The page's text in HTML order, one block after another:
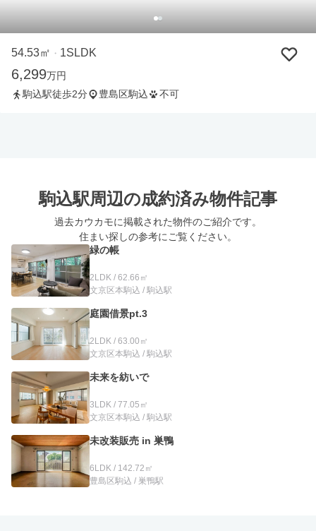
54.53㎡ ・ 1SLDK
6,299万円
駒込駅徒歩2分
豊島区駒込 不可
駒込駅周辺の成約済み物件記事
過去カウカモに掲載された物件のご紹介です。
住まい探しの参考にご覧ください。
緑の帳
2LDK / 62.66㎡
文京区本駒込 / 駒込駅
庭園借景pt.3
2LDK / 63.00㎡
文京区本駒込 / 駒込駅
未来を紡いで
3LDK / 77.05㎡
文京区本駒込 / 駒込駅
未改装販売 in 巣鴨
6LDK / 142.72㎡
豊島区駒込 / 巣鴨駅